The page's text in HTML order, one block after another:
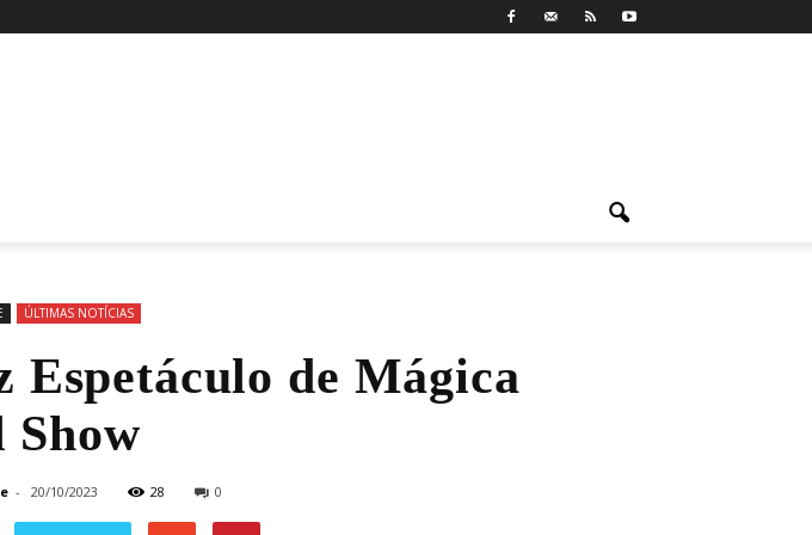
ÚLTIMAS NOTÍCIAS
de Mágica
Show
- 20/10/2023 28 0